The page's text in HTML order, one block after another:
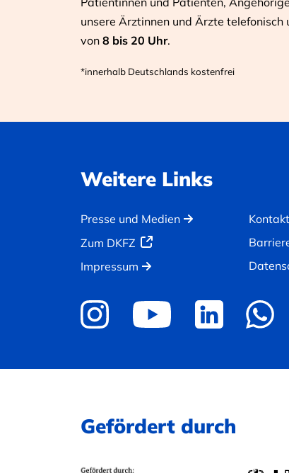
unsere Ärztinnen und Ärzte telefonisch
von 8 bis 20 Uhr.
*innerhalb Deutschlands kostenfrei
Weitere Links
Presse und Medien
Zum DKFZ
Impressum
Kontakt
Gefördert durch